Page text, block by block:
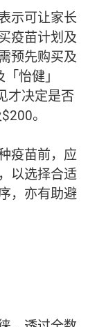
示可让家长
疫苗计划及
预先购买及
怡健」
才决定是否
。
疫苗前，应
以选择合适
，亦有助避